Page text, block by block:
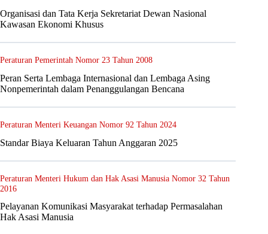
Organisasi dan Tata Kerja Sekretariat Dewan Nasional
Kawasan Ekonomi Khusus
Peraturan Pemerintah Nomor 23 Tahun 2008
Peran Serta Lembaga Internasional dan Lembaga Asing
Nonpemerintah dalam Penanggulangan Bencana
Peraturan Menteri Keuangan Nomor 92 Tahun 2024
Standar Biaya Keluaran Tahun Anggaran 2025
Peraturan Menteri Hukum dan Hak Asasi Manusia Nomor 32 Tahun
2016
Pelayanan Komunikasi Masyarakat terhadap Permasalahan
Hak Asasi Manusia